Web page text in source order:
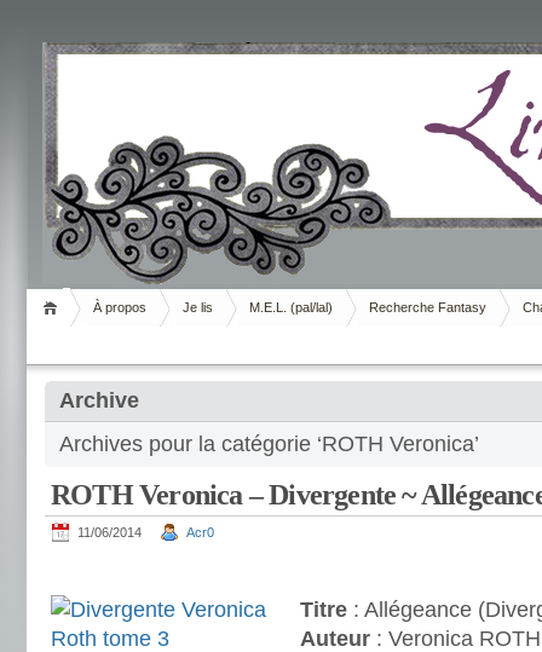
Livrement
À propos Je lis M.E.L. (pal/lal) Recherche Fantasy
Archive
Archives pour la catégorie ‘ROTH Veronica’
ROTH Veronica – Divergente ~
11/06/2014 Acr0
Titre : Allégeance
Auteur : Veronica ROTH